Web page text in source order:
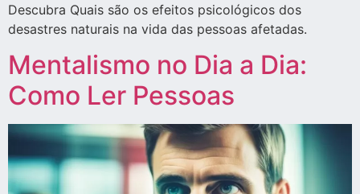
Descubra Quais são os efeitos psicológicos dos
desastres naturais na vida das pessoas afetadas.
Mentalismo no Dia a Dia:
Como Ler Pessoas